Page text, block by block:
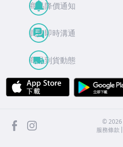
商品降價通知
買賣即時溝通
商品到貨動態
APP Store
facebook ©2026
服務條款